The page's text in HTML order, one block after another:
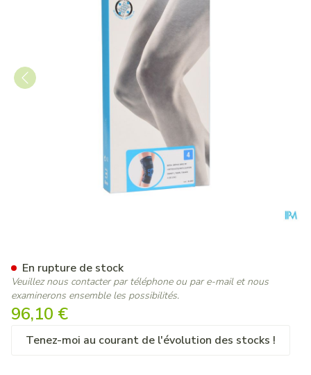
96,10 €
Tenez-moi au courant de l'évolution des stocks !
En rupture de stock
Veuillez nous contacter par téléphone ou par e-mail et nous
examinerons ensemble les possibilités.